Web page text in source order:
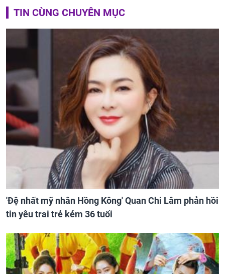
TIN CÙNG CHUYÊN MỤC
'Đệ nhất mỹ nhân Hồng Kông' Quan Chi Lâm phản hồi
tin yêu trai trẻ kém 36 tuổi